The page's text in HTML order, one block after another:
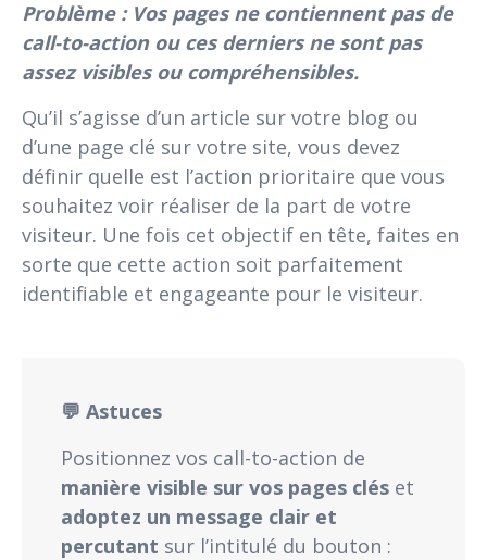
Problème : Vos pages ne contiennent pas de
call-to-action ou ces derniers ne sont pas
assez visibles ou compréhensibles.
Qu’il s’agisse d’un article sur votre blog ou
d’une page clé sur votre site, vous devez
définir quelle est l’action prioritaire que vous
souhaitez voir réaliser de la part de votre
visiteur. Une fois cet objectif en tête, faites en
sorte que cette action soit parfaitement
identifiable et engageante pour le visiteur.
💬 Astuces
Positionnez vos call-to-action de
manière visible sur vos pages clés et
adoptez un message clair et
percutant sur l’intitulé du bouton :